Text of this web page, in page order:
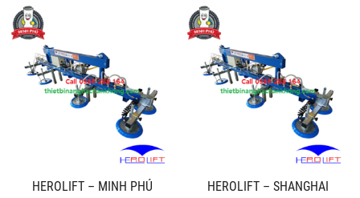
HEROLIFT – MINH PHÚ HEROLIFT – SHANGHAI